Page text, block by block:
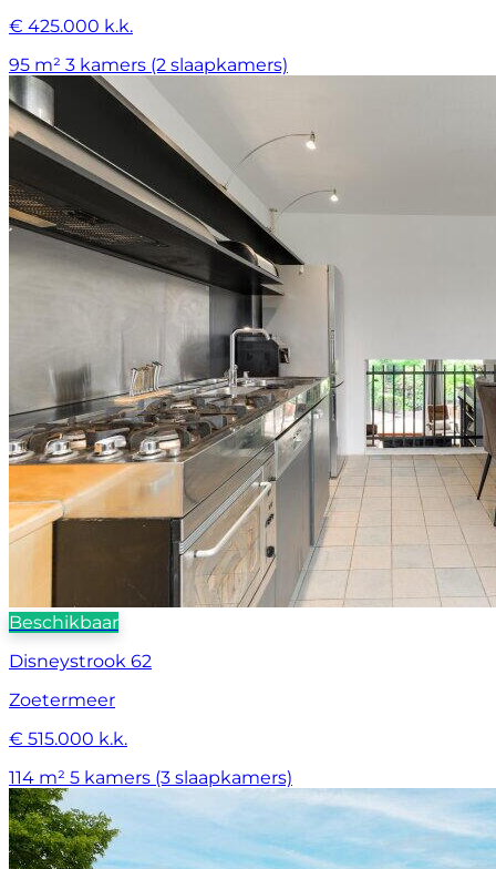
€ 425.000 k.k.
95 m² 3 kamers (2 slaapkamers)
Beschikbaar
Disneystrook 62
Zoetermeer
€ 515.000 k.k.
114 m² 5 kamers (3 slaapkamers)